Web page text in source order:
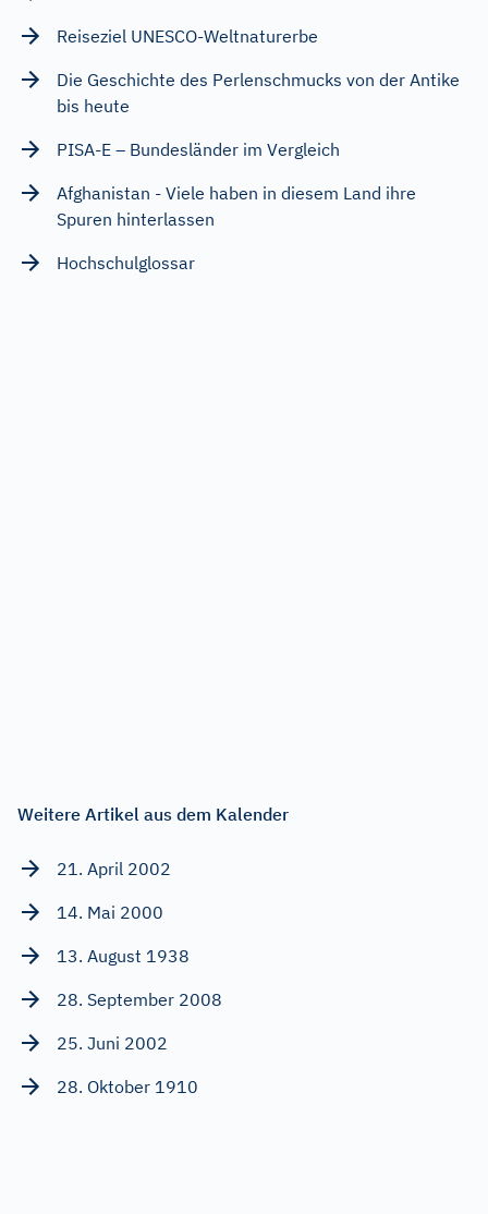
Reiseziel UNESCO-Weltnaturerbe
Die Geschichte des Perlenschmucks von der Antike
bis heute
PISA-E – Bundesländer im Vergleich
Afghanistan - Viele haben in diesem Land ihre
Spuren hinterlassen
Hochschulglossar
Weitere Artikel aus dem Kalender
21. April 2002
14. Mai 2000
13. August 1938
28. September 2008
25. Juni 2002
28. Oktober 1910